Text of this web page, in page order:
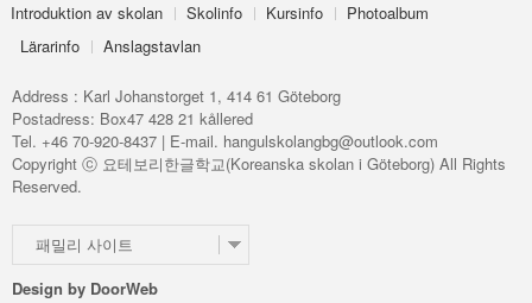
Introduktion av skolan Skolinfo Kursinfo
Photoalbum
Lärarinfo
Anslagstavlan
Address : Karl Johanstorget 1, 414 61 Göteborg
Postadress: Box47 428 21 kållered
Tel. +46 70-920-8437 | E-mail. hangulskolangbg@outlook.com
Copyright ⓒ 요테보리한글학교(Koreanska skolan i Göteborg) All Rights
Reserved.
패밀리 사이트
Design by DoorWeb